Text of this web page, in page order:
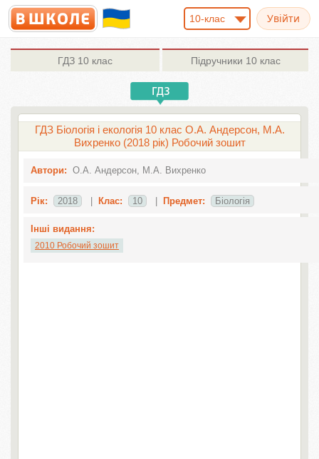
10-клас
ГДЗ 10 клас Підручники 10 клас
ГДЗ Біологія і екологія 10 клас О.А. Андерсон, М.А.
Вихренко (2018 рік) Робочий зошит
Автори: О.А. Андерсон, М.А. Вихренко
Рік: 2018 Клас: 10 Предмет: Біологія
Інші видання:
2010 Робочий зошит